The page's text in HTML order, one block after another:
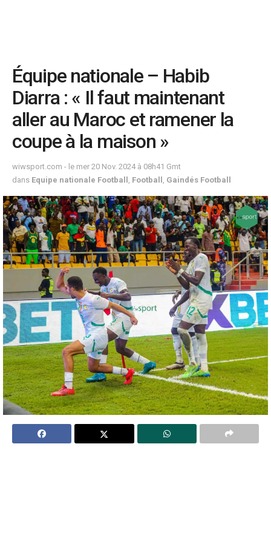
Équipe nationale – Habib
Diarra : « Il faut maintenant
aller au Maroc et ramener la
coupe à la maison »
wiwsport.com - le mer 20 Nov. 2024 à 08h41 Gmt
dans Equipe nationale Football Football Gaindés Football